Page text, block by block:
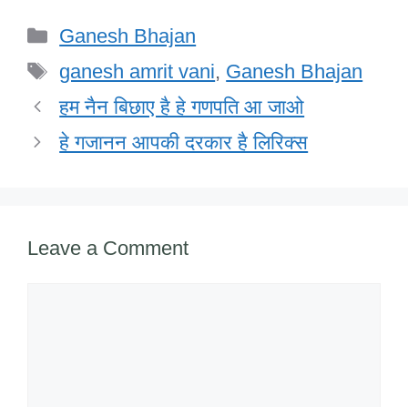
e
b
o
o
k
er e
dI
n
s
A
p
p
o
M
ail
Categories
Ganesh Bhajan
Tags
ganesh amrit vani, Ganesh Bhajan
हम नैन बिछाए है हे गणपति आ जाओ
हे गजानन आपकी दरकार है लिरिक्स
Leave a Comment